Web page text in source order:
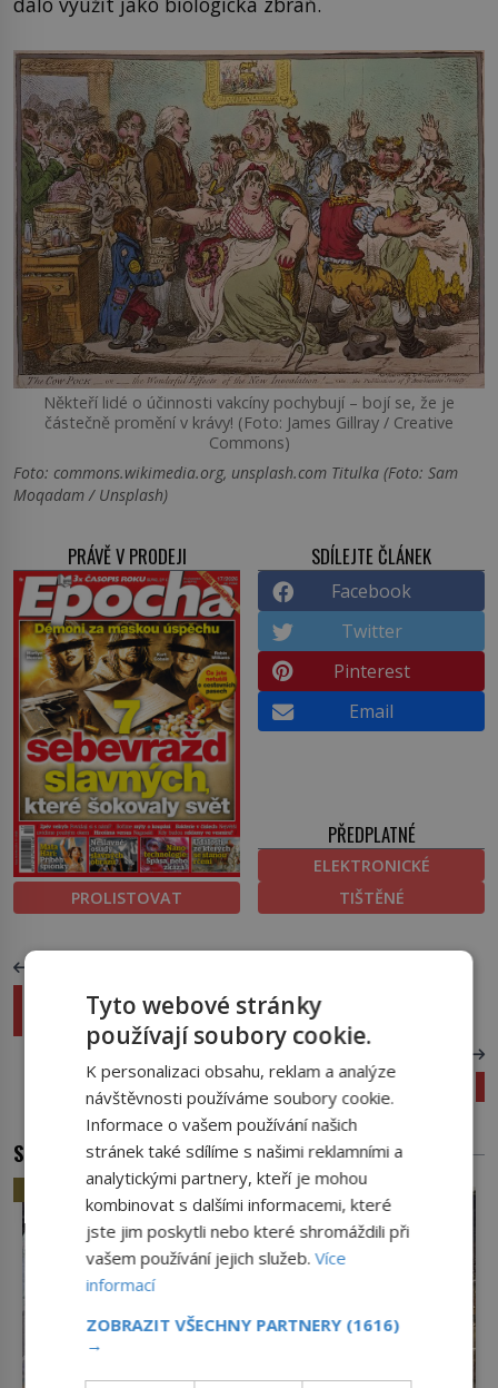
Někteří lidé o účinnosti vakcíny pochybují – bojí se, že je
částečně promění v krávy! (Foto: James Gillray / Creative
Commons)
Foto: commons.wikimedia.org, unsplash.com Titulka (Foto: Sam
Moqadam / Unsplash)
PRÁVĚ V PRODEJI
PROLISTOVAT
SDÍLEJTE ČLÁNEK
Facebook
Twitter
Pinterest
Email
PŘEDPLATNÉ
ELEKTRONICKÉ
TIŠTĚNÉ
Rekordní hudební nástroje: Prababička flétna a
ohlušující trombón
Dark web: Temná i šílená zákoutí internetu
SOUVISEJÍCÍ ČLÁNKY
HISTORIE
Tyto webové stránky
používají soubory cookie.
K personalizaci obsahu, reklam a analýze
návštěvnosti používáme soubory cookie.
Informace o vašem používání našich
stránek také sdílíme s našimi reklamními a
analytickými partnery, kteří je mohou
kombinovat s dalšími informacemi, které
jste jim poskytli nebo které shromáždili při
vašem používání jejich služeb.Více
informací
ZOBRAZIT VŠECHNY PARTNERY (1616)
→